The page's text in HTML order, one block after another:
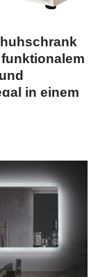
in einem